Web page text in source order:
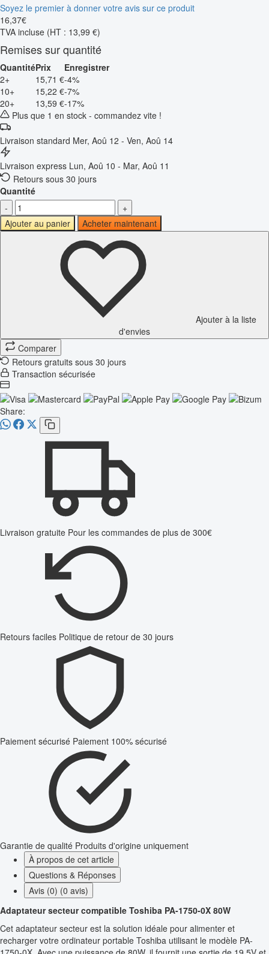
Soyez le premier à donner votre avis sur ce produit
16,37€
TVA incluse (HT : 13,99 €)
Remises sur quantité
QuantitéPrix
Enregistrer
2+
15,71 €-4%
10+
15,22 €-7%
20+
13,59 €-17%
Plus que 1 en stock - commandez vite !
Livraison standard Mer, Aoû 12 - Ven, Aoû 14
Livraison express Lun, Aoû 10 - Mar, Aoû 11
Retours sous 30 jours
Quantité
-
+
Ajouter au panier
Acheter maintenant
Ajouter à la liste
d'envies
Comparer
Retours gratuits sous 30 jours
Transaction sécurisée
Share:
Livraison gratuite Pour les commandes de plus de 300€
Retours faciles Politique de retour de 30 jours
Paiement sécurisé Paiement 100% sécurisé
Garantie de qualité Produits d'origine uniquement
À propos de cet article
Questions & Réponses
Avis (0) (0 avis)
Adaptateur secteur compatible Toshiba PA-1750-0X 80W
Cet adaptateur secteur est la solution idéale pour alimenter et
recharger votre ordinateur portable Toshiba utilisant le modèle PA-